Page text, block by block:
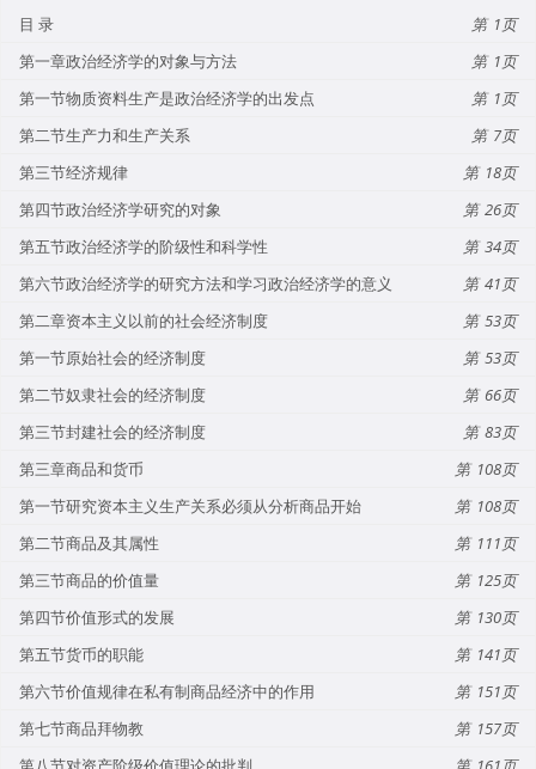
目 录
1
第一章政治经济学的对象与方法
1
第一节物质资料生产是政治经济学的出发点
1
第二节生产力和生产关系
7
第三节经济规律
18
第四节政治经济学研究的对象
26
第五节政治经济学的阶级性和科学性
34
第六节政治经济学的研究方法和学习政治经济学的意义
41
第二章资本主义以前的社会经济制度
53
第一节原始社会的经济制度
53
第二节奴隶社会的经济制度
66
第三节封建社会的经济制度
83
第三章商品和货币
108
第一节研究资本主义生产关系必须从分析商品开始
108
第二节商品及其属性
111
第三节商品的价值量
125
第四节价值形式的发展
130
第五节货币的职能
141
第六节价值规律在私有制商品经济中的作用
151
第七节商品拜物教
157